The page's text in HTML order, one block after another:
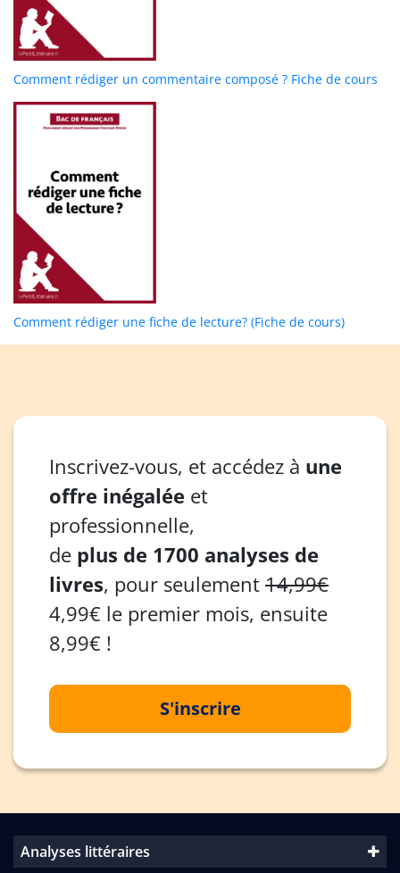
Comment rédiger un commentaire composé ? Fiche de cours
Comment rédiger une fiche de lecture? (Fiche de cours)
Inscrivez-vous, et accédez à une
offre inégalée et
professionnelle,
de plus de 1700 analyses de
livres, pour seulement 14,99€
4,99€ le premier mois, ensuite
8,99€ !
S'inscrire
Analyses littéraires